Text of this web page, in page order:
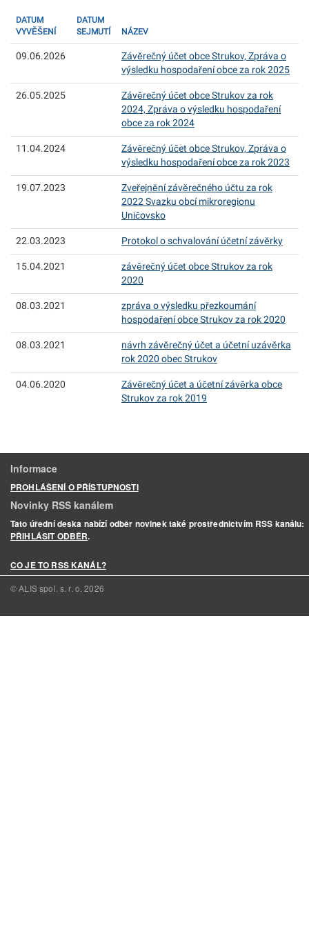
DATUM
VYVĚŠENÍ
DATUM
SEJMUTÍ
NÁZEV
09.06.2026
Závěrečný účet obce Strukov, Zpráva o
výsledku hospodaření obce za rok 2025
26.05.2025
Závěrečný účet obce Strukov za rok
2024, Zpráva o výsledku hospodaření
obce za rok 2024
11.04.2024
Závěrečný účet obce Strukov, Zpráva o
výsledku hospodaření obce za rok 2023
19.07.2023
Zveřejnění závěrečného účtu za rok
2022 Svazku obcí mikroregionu
Uničovsko
22.03.2023 Protokol o schvalování účetní závěrky
15.04.2021
závěrečný účet obce Strukov za rok
2020
08.03.2021
zpráva o výsledku přezkoumání
hospodaření obce Strukov za rok 2020
08.03.2021
návrh závěrečný účet a účetní uzávěrka
rok 2020 obec Strukov
04.06.2020
Závěrečný účet a účetní závěrka obce
Strukov za rok 2019
Informace
PROHLÁŠENÍ O PŘÍSTUPNOSTI
Novinky RSS kanálem
Tato úřední deska nabízí odběr novinek také prostřednictvím RSS kanálu:
PŘIHLÁSIT ODBĚR.
CO JE TO RSS KANÁL?
© ALIS spol. s. r. o.2026